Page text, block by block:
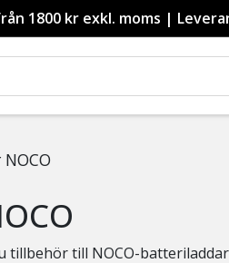
1800 kr exkl. moms |
tillbehör till NOCO-